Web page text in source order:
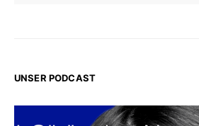
UNSER PODCAST